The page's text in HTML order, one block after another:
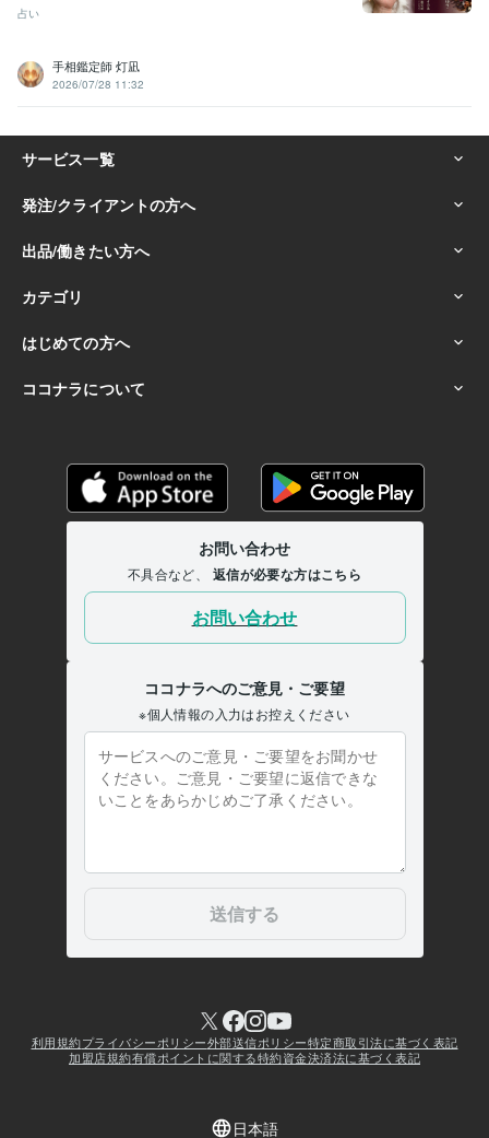
占い
手相鑑定師 灯凪
2026/07/28 11:32